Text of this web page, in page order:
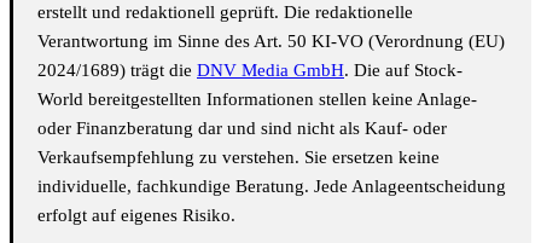
erstellt und redaktionell geprüft. Die redaktionelle
Verantwortung im Sinne des Art. 50 KI-VO (Verordnung (EU)
2024/1689) trägt die DNV Media GmbH. Die auf Stock-
World bereitgestellten Informationen stellen keine Anlage-
oder Finanzberatung dar und sind nicht als Kauf- oder
Verkaufsempfehlung zu verstehen. Sie ersetzen keine
individuelle, fachkundige Beratung. Jede Anlageentscheidung
erfolgt auf eigenes Risiko.